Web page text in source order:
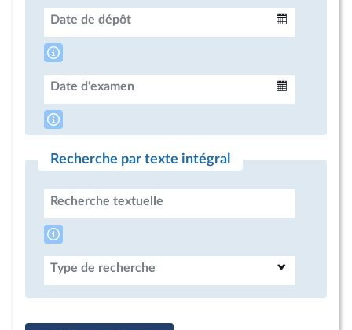
Date de dépôt
Date d'examen
Recherche par texte intégral
Recherche textuelle
Type de recherche